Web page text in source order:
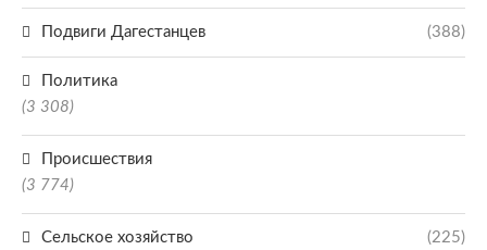
Подвиги Дагестанцев (388)
Политика
(3 308)
Происшествия
(3 774)
Сельское хозяйство (225)